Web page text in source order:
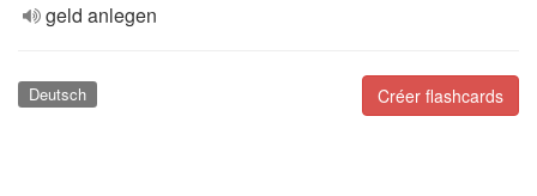
geld anlegen
Créer flashcards
Deutsch